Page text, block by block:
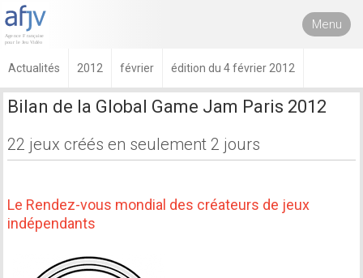
Menu
Actualités 2012 février édition du 4 février 2012
Bilan de la Global Game Jam Paris 2012
22 jeux créés en seulement 2 jours
Le Rendez-vous mondial des créateurs de jeux
indépendants